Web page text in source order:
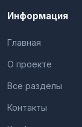
Информация
Главная
О проекте
Все разделы
Контакты